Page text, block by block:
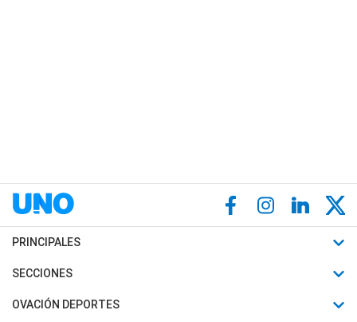
PRINCIPALES
Últimas Noticias
Política
SECCIONES
Horóscopo
OVACIÓN DEPORTES